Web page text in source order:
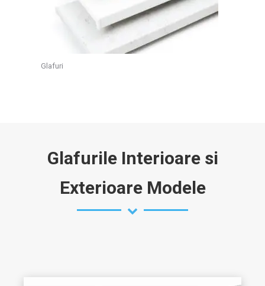
Glafuri
Glafurile Interioare si
Exterioare Modele